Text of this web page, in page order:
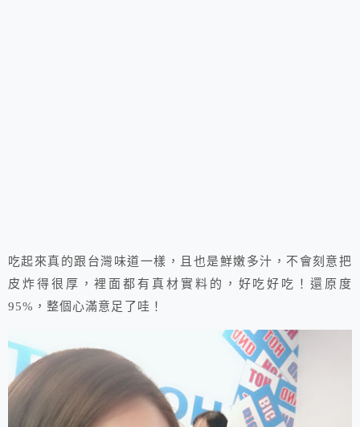
吃起來真的跟台灣味道一樣，且也是鮮嫩多汁，不會刻意把
皮炸得很厚，裡面都有真材實料的，好吃好吃！還原度
95%，整個心滿意足了哇！